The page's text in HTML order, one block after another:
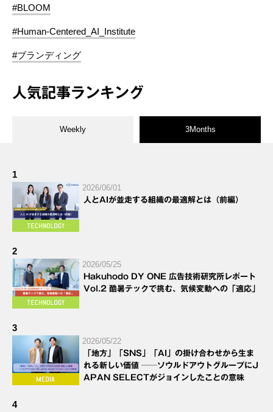
#BLOOM
#Human-Centered_AI_Institute
#ブランディング
人気記事ランキング
Weekly 3Months
1
2026/06/01
人とAIが並走する組織の最適解とは（前編）
2
2026/05/25
Hakuhodo DY ONE 広告技術研究所レポート
Vol.2 酷暑テックで挑む、気候変動への「適応」
3
2026/05/22
「地方」「SNS」「AI」の掛け合わせから生ま
れる新しい価値 ──ソウルドアウトグループにJ
APAN SELECTがジョインしたことの意味
4